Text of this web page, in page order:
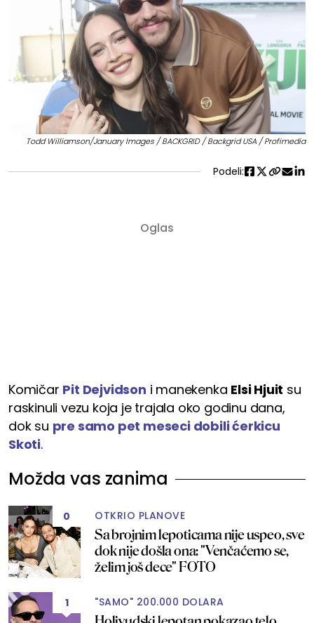
Todd Williamson/January Images / BACKGRID / Backgrid USA / Profimedia
Podeli:
Komičar Pit Dejvidson i manekenka Elsi Hjuit su
raskinuli vezu koja je trajala oko godinu dana,
dok su pre samo pet meseci dobili ćerkicu
Skoti.
Možda vas zanima
0 OTKRIO PLANOVE
Sa brojnim lepoticama nije uspeo, sve
dok nije došla ona: "Venčaćemo se,
želim još dece" FOTO
1 "SAMO" 200.000 DOLARA